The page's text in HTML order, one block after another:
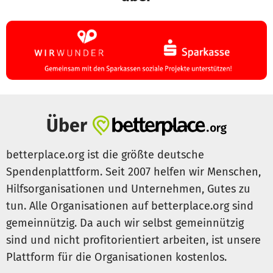
Über
betterplace.org ist die größte deutsche
Spendenplattform. Seit 2007 helfen wir Menschen,
Hilfsorganisationen und Unternehmen, Gutes zu
tun. Alle Organisationen auf betterplace.org sind
gemeinnützig. Da auch wir selbst gemeinnützig
sind und nicht profitorientiert arbeiten, ist unsere
Plattform für die Organisationen kostenlos.